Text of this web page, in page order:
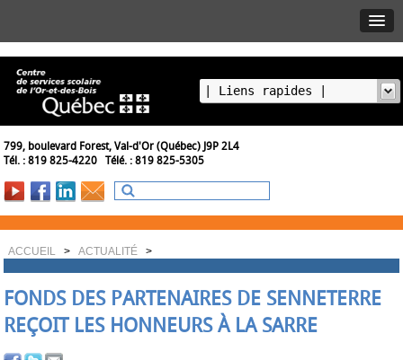
799, boulevard Forest, Val-d'Or (Québec) J9P 2L4
Tél. : 819 825-4220 Télé. : 819 825-5305
ACCUEIL > ACTUALITÉ>
FONDS DES PARTENAIRES DE SENNETERRE
REÇOIT LES HONNEURS À LA SARRE